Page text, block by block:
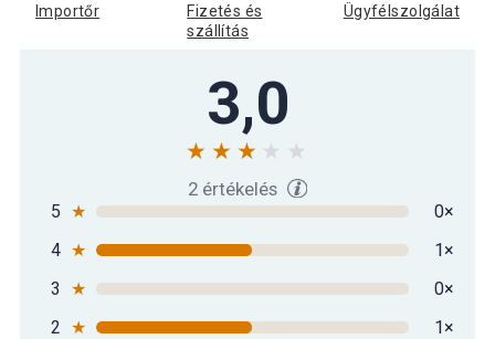
Importőr
Fizetés és
szállítás
Ügyfélszolgálat
3,0
2 értékelés
5 ★
0×
4 ★
1×
3
★
0×
2 ★
1×